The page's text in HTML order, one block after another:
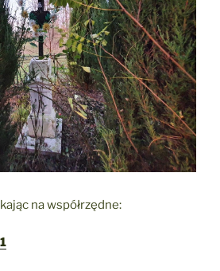
na współrzędne: